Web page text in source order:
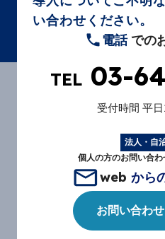
い合わせください。
電話での
TEL 03-
受付時間 平
法人・自
個人の方のお問い合
web から
お問い合わ